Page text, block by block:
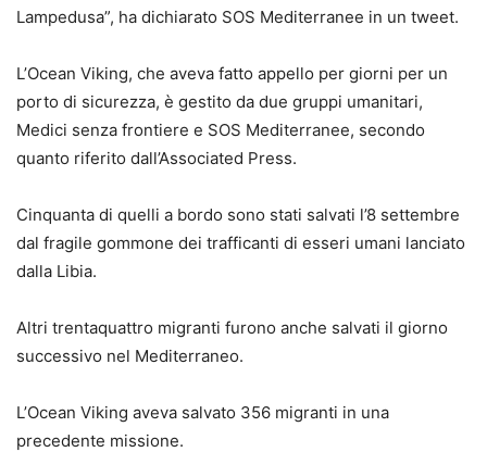
Lampedusa”, ha dichiarato SOS Mediterranee in un tweet.
L’Ocean Viking, che aveva fatto appello per giorni per un
porto di sicurezza, è gestito da due gruppi umanitari,
Medici senza frontiere e SOS Mediterranee, secondo
quanto riferito dall’Associated Press.
Cinquanta di quelli a bordo sono stati salvati l’8 settembre
dal fragile gommone dei trafficanti di esseri umani lanciato
dalla Libia.
Altri trentaquattro migranti furono anche salvati il giorno
successivo nel Mediterraneo.
L’Ocean Viking aveva salvato 356 migranti in una
precedente missione.